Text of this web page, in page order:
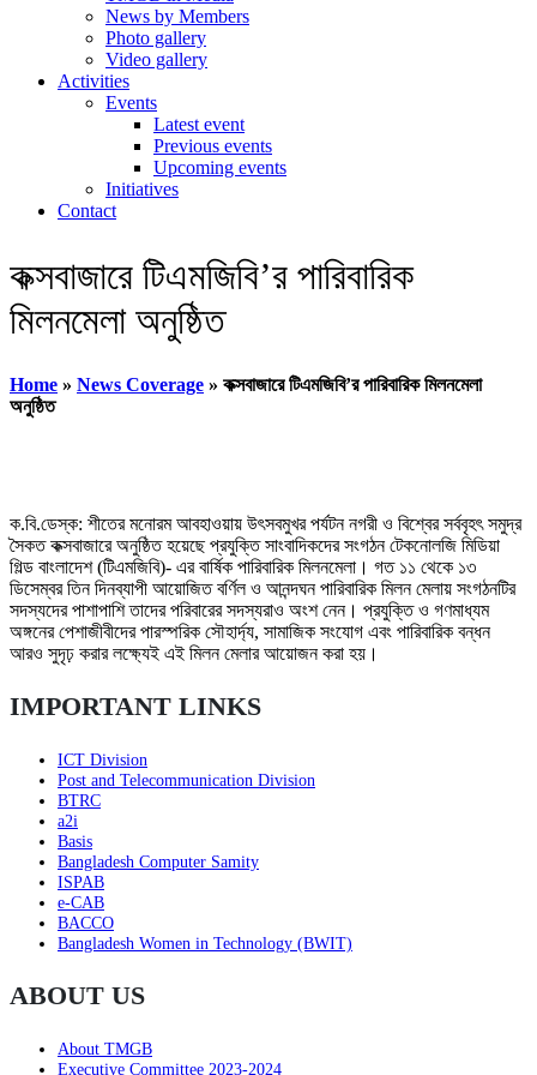
News by Members
Photo gallery
Video gallery
Activities
Events
Latest event
Previous events
Upcoming events
Initiatives
Contact
কক্সবাজারে টিএমজিবি’র পারিবারিক
মিলনমেলা অনুষ্ঠিত
Home » News Coverage » কক্সবাজারে টিএমজিবি’র পারিবারিক মিলনমেলা
অনুষ্ঠিত
ক.বি.ডেস্ক: শীতের মনোরম আবহাওয়ায় উৎসবমুখর পর্যটন নগরী ও বিশ্বের সর্ববৃহৎ সমুদ্র
সৈকত কক্সবাজারে অনুষ্ঠিত হয়েছে প্রযুক্তি সাংবাদিকদের সংগঠন টেকনোলজি মিডিয়া
গিল্ড বাংলাদেশ (টিএমজিবি)- এর বার্ষিক পারিবারিক মিলনমেলা। গত ১১ থেকে ১৩
ডিসেম্বর তিন দিনব্যাপী আয়োজিত বর্ণিল ও আনন্দঘন পারিবারিক মিলন মেলায় সংগঠনটির
সদস্যদের পাশাপাশি তাদের পরিবারের সদস্যরাও অংশ নেন। প্রযুক্তি ও গণমাধ্যম
অঙ্গনের পেশাজীবীদের পারস্পরিক সৌহার্দ্য, সামাজিক সংযোগ এবং পারিবারিক বন্ধন
আরও সুদৃঢ় করার লক্ষ্যেই এই মিলন মেলার আয়োজন করা হয়।
IMPORTANT LINKS
ICT Division
Post and Telecommunication Division
BTRC
a2i
Basis
Bangladesh Computer Samity
ISPAB
e-CAB
BACCO
Bangladesh Women in Technology (BWIT)
ABOUT US
About TMGB
Executive Committee 2023-2024